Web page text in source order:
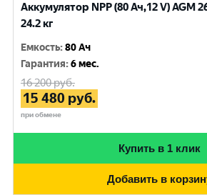
Аккумулятор NPP (80 Ач,12 V) AGM
24.2 кг
Емкость:80 Ач
Гарантия:6 мес.
16 200руб.
15 480 руб.
при обмене
Купить в 1 клик
Добавить в